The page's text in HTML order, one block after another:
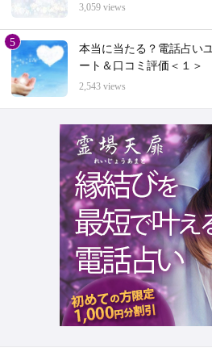
3,059 views
5
本当に当たる？電話占い
ート＆口コミ評価＜１＞
2,543 views